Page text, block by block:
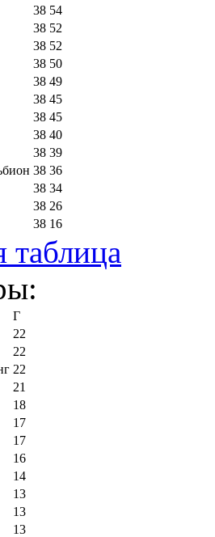
38 54
38 52
38 52
38 50
38 49
38 45
38 45
38 40
38 39
38 36
38 34
38 26
38 16
таблица
Г
22
22
22
21
18
17
17
16
14
13
13
13